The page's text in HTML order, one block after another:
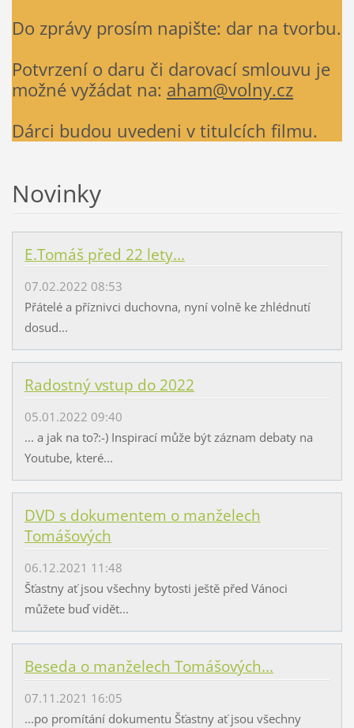
Do zprávy prosím napište: dar na tvorbu.
Potvrzení o daru či darovací smlouvu je
možné vyžádat na: aham@volny.cz
Dárci budou uvedeni v titulcích filmu.
Novinky
E.Tomáš před 22 lety...
07.02.2022 08:53
Přátelé a příznivci duchovna, nyní volně ke zhlédnutí
dosud...
Radostný vstup do 2022
05.01.2022 09:40
... a jak na to?:-) Inspirací může být záznam debaty na
Youtube, které...
DVD s dokumentem o manželech
Tomášových
06.12.2021 11:48
Šťastny ať jsou všechny bytosti ještě před Vánoci
můžete buď vidět...
Beseda o manželech Tomášových...
07.11.2021 16:05
...po promítání dokumentu Šťastny ať jsou všechny